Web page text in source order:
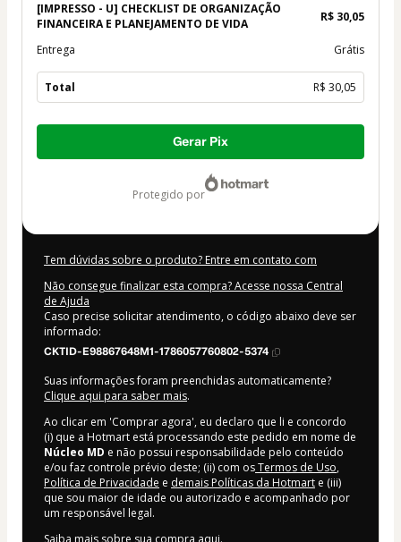
[IMPRESSO - U] CHECKLIST DE ORGANIZAÇÃO
FINANCEIRA E PLANEJAMENTO DE VIDA
R$ 30,05
Entrega Grátis
Total R$ 30,05
Total
Gerar Pix
protegido por
Tem dúvidas sobre o produto? Entre em contato com
Não consegue finalizar esta compra? Acesse nossa Central
de Ajuda
Caso precise solicitar atendimento, o código abaixo deve ser
informado:
CKTID-E98867648M1-1786057760802-5374
Suas informações foram preenchidas automaticamente?
Clique aqui para saber mais.
Ao clicar em 'Comprar agora', eu declaro que li e concordo
(i) que a Hotmart está processando este pedido em nome de
Núcleo MD e não possui responsabilidade pelo conteúdo
e/ou faz controle prévio deste; (ii) com osTermos de Uso,
Política de Privacidade e demais Políticas da Hotmart e (iii)
que sou maior de idade ou autorizado e acompanhado por
um responsável legal.